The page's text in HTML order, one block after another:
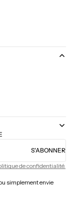
S'ABONNER
de confidentialité.
simplement envie